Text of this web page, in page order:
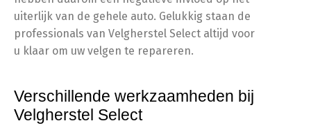
uiterlijk van de gehele auto. Gelukkig staan de
professionals van Velgherstel Select altijd voor
u klaar om uw velgen te repareren.
Verschillende werkzaamheden bij
Velgherstel Select